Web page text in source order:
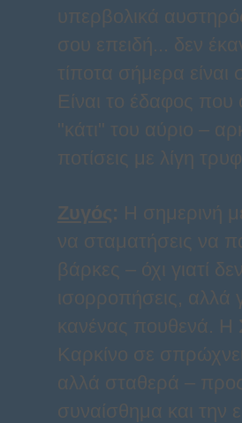
υπερβολικά
σου επειδή... δεν
τίποτα σήμερα είναι
Είναι το έδαφος
"κάτι" του αύριο –
ποτίσεις με λίγη
Ζυγός: Η σημερινή
να σταματήσεις να
βάρκες – όχι γιατί
ισορροπήσεις, αλλά
κανένας πουθενά. Η
Καρκίνο σε
αλλά σταθερά –
συναίσθημα και την